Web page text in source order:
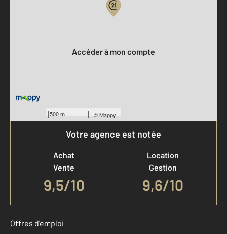
500 m ©Mappy
Accéder à mon compte
Votre agence est notée
Achat
Vente
9,5/10
Location
Gestion
9,6/10
Offres d'emploi